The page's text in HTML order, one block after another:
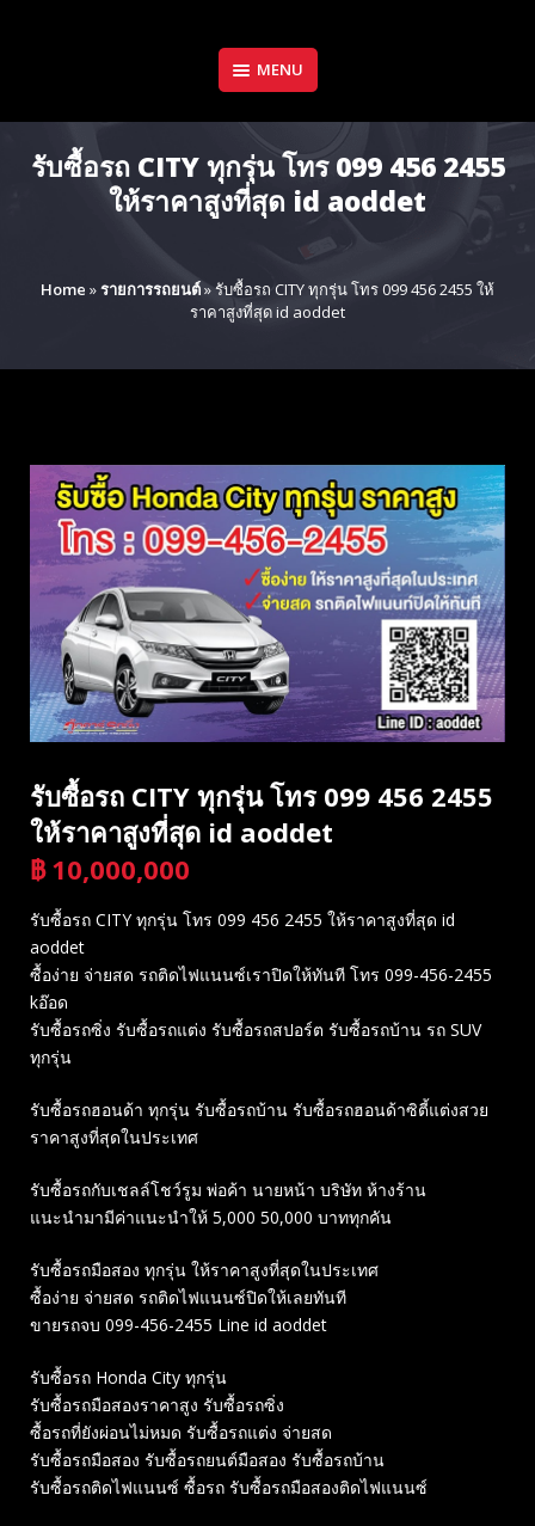
MENU
รับซื้อรถ CITY ทุกรุ่น โทร 099 456 2455
ให้ราคาสูงที่สุด id aoddet
Home »รายการรถยนต์»รับซื้อรถ CITY ทุกรุ่น โทร 099 456 2455 ให้
ราคาสูงที่สุด id aoddet
รับซื้อรถ CITY ทุกรุ่น โทร 099 456 2455
ให้ราคาสูงที่สุด id aoddet
฿ 10,000,000
รับซื้อรถ CITY ทุกรุ่น โทร 099 456 2455 ให้ราคาสูงที่สุด id
aoddet
ซื้อง่าย จ่ายสด รถติดไฟแนนซ์เราปิดให้ทันที โทร 099-456-2455
kอ๊อด
รับซื้อรถซิ่ง รับซื้อรถแต่ง รับซื้อรถสปอร์ต รับซื้อรถบ้าน รถ SUV
ทุกรุ่น
รับซื้อรถฮอนด้า ทุกรุ่น รับซื้อรถบ้าน รับซื้อรถฮอนด้าซิตี้แต่งสวย
ราคาสูงที่สุดในประเทศ
รับซื้อรถกับเชลล์โชว์รูม พ่อค้า นายหน้า บริษัท ห้างร้าน
แนะนำมามีค่าแนะนำให้ 5,000 50,000 บาททุกคัน
รับซื้อรถมือสอง ทุกรุ่น ให้ราคาสูงที่สุดในประเทศ
ซื้อง่าย จ่ายสด รถติดไฟแนนซ์ปิดให้เลยทันที
ขายรถจบ 099-456-2455 Line id aoddet
รับซื้อรถ Honda City ทุกรุ่น
รับซื้อรถมือสองราคาสูง รับซื้อรถซิ่ง
ซื้อรถที่ยังผ่อนไม่หมด รับซื้อรถแต่ง จ่ายสด
รับซื้อรถมือสอง รับซื้อรถยนต์มือสอง รับซื้อรถบ้าน
รับซื้อรถติดไฟแนนซ์ ซื้อรถ รับซื้อรถมือสองติดไฟแนนซ์